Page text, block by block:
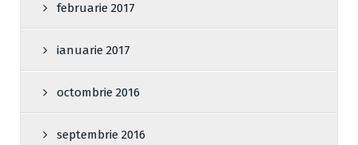
februarie 2017
ianuarie 2017
octombrie 2016
septembrie 2016